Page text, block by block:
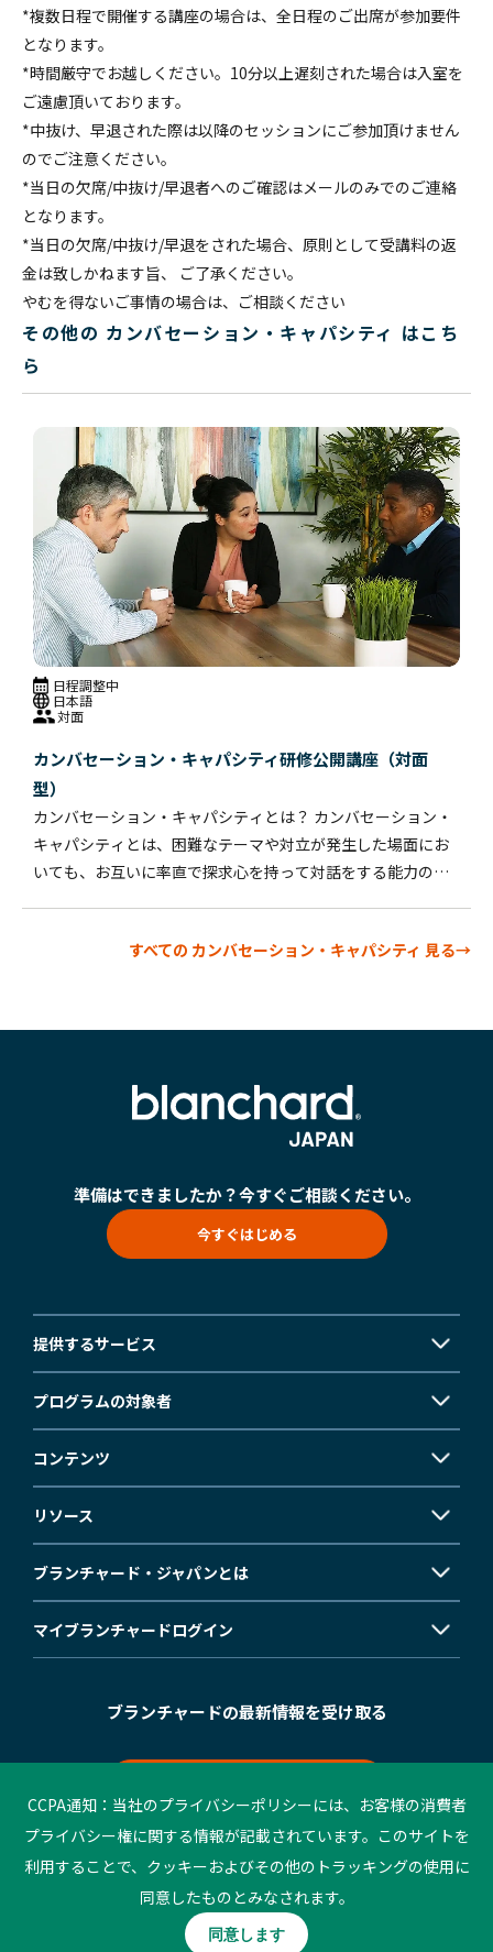
*複数日程で開催する講座の場合は、全日程のご出席が参加要件
となります。
*時間厳守でお越しください。10分以上遅刻された場合は入室を
ご遠慮頂いております。
*中抜け、早退された際は以降のセッションにご参加頂けません
のでご注意ください。
*当日の欠席/中抜け/早退者へのご確認はメールのみでのご連絡
となります。
*当日の欠席/中抜け/早退をされた場合、原則として受講料の返
金は致しかねます旨、 ご了承ください。
やむを得ないご事情の場合は、ご相談ください
その他の カンバセーション・キャパシティ はこち
ら
日程調整中
日本語
対面
カンバセーション・キャパシティ研修公開講座（対面
型）
カンバセーション・キャパシティとは？ カンバセーション・
キャパシティとは、困難なテーマや対立が発生した場面にお
いても、お互いに率直で探求心を持って対話をする能力のこ
的には、以下の3点について学んでいただきます。
すべての カンバセーション・キャパシティ 見る→
準備はできましたか？今すぐご相談ください。
今すぐはじめる
提供するサービス
プログラムの対象者
コンテンツ
リソース
ブランチャード・ジャパンとは
マイブランチャードログイン
ブランチャードの最新情報を受け取る
©2023 Blanchard. All rights reserved.
個人情報保護方針
ご利用条件
CCPA通知：当社のプライバシーポリシーには、お客様の消費者
プライバシー権に関する情報が記載されています。このサイトを
利用することで、クッキーおよびその他のトラッキングの使用に
同意したものとみなされます。
同意します